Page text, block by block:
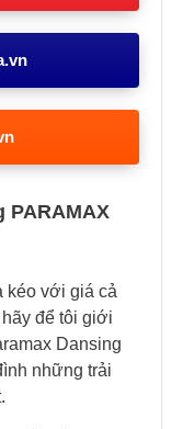
PARAMAX
kéo với giá cả
để tôi giới
Dansing
những trải